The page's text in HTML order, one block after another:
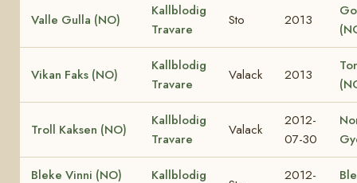
Valle Gulla (NO)
Kallblodig
Travare
Sto 2013
Vikan Faks (NO)
Kallblodig
Travare
Valack 2013
Troll Kaksen (NO)
Kallblodig
Travare
Valack
2012-
07-30
Bleke Vinni (NO)
Kallblodig
2012-